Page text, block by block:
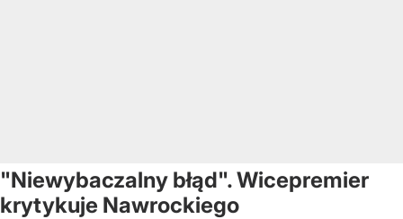
"Niewybaczalny błąd". Wicepremier
krytykuje Nawrockiego